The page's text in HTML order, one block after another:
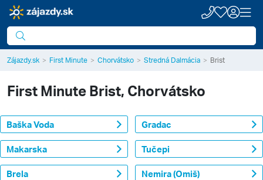
Zájazdy.sk First Minute Chorvátsko Stredná Dalmácia Brist
First MinuteBrist, Chorvátsko
Baška Voda Gradac
Makarska Tučepi
Brela Nemira (Omiš)